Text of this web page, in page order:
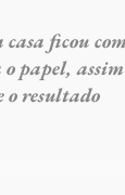
ficou
papel, assim
o resultado